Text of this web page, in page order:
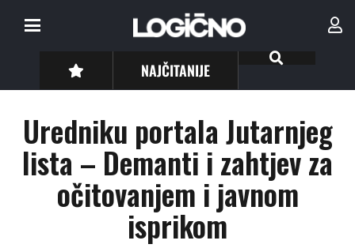
NAJČITANIJE
Uredniku portala Jutarnjeg
lista – Demanti i zahtjev za
očitovanjem i javnom
isprikom